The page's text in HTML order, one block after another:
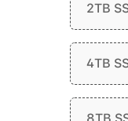
2TB
4TB